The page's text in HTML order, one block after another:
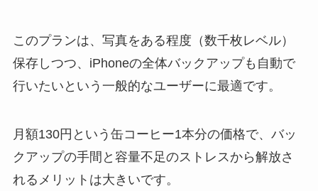
このプランは、写真をある程度（数千枚レベル）
保存しつつ、iPhoneの全体バックアップも自動で
行いたいという一般的なユーザーに最適です。
月額130円という缶コーヒー1本分の価格で、バッ
クアップの手間と容量不足のストレスから解放さ
れるメリットは大きいです。